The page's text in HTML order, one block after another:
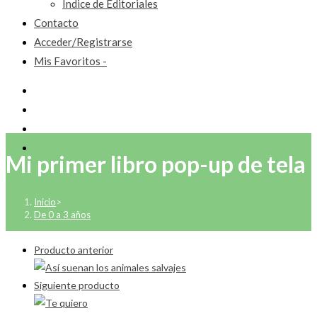
Índice de Editoriales
Contacto
Acceder/Registrarse
Mis Favoritos -
Mi primer libro pop-up de tela
Inicio>
De 0 a 3 años
Producto anterior
Siguiente producto